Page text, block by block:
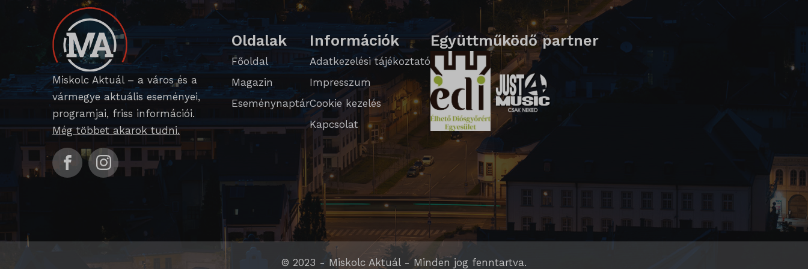
Miskolc Aktuál – a város és a
vármegye aktuális eseményei,
programjai, friss információi.
Még többet akarok tudni.
Oldalak
Főoldal
Magazin
Eseménynaptár
Információk
Adatkezelési tájékoztató
Impresszum
Cookie kezelés
Kapcsolat
Együttműködő partner
© 2023 - Miskolc Aktuál - Minden jog fenntartva.
i18next
litespeed_qc_hide_banner
perf_*
SameSite
SL_G_WPT_TO
SL_GWPT_Show_Hide_tmp
SLO_G_WPT_TO
SLO_GWPT_Show_Hide_tmp
SLO_wptGlobTipTmp